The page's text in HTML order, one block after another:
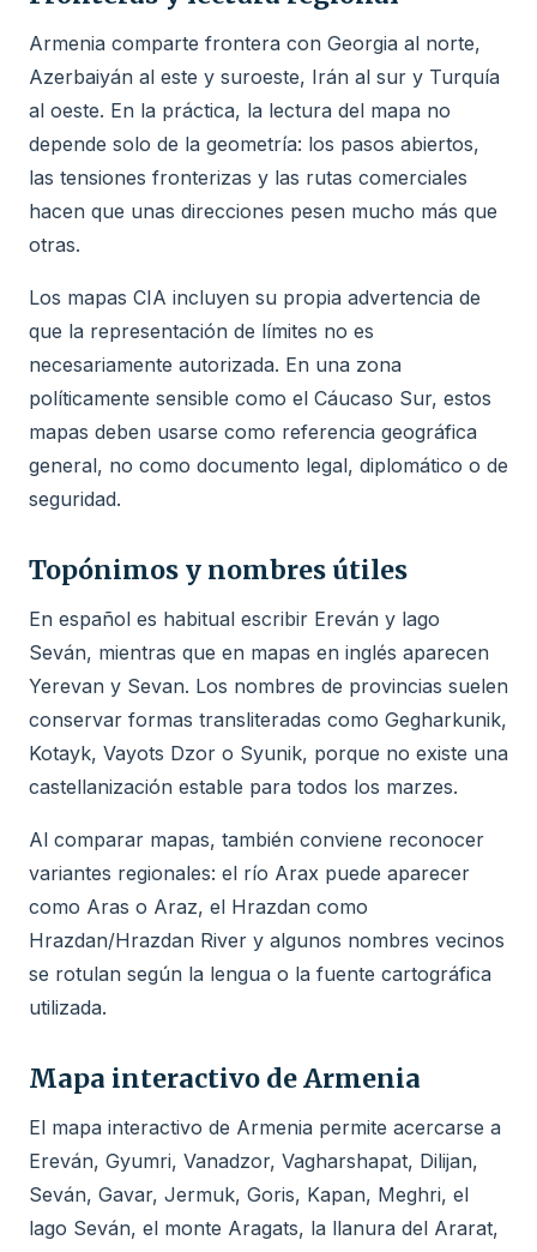
Armenia comparte frontera con Georgia al norte,
Azerbaiyán al este y suroeste, Irán al sur y Turquía
al oeste. En la práctica, la lectura del mapa no
depende solo de la geometría: los pasos abiertos,
las tensiones fronterizas y las rutas comerciales
hacen que unas direcciones pesen mucho más que
otras.
Los mapas CIA incluyen su propia advertencia de
que la representación de límites no es
necesariamente autorizada. En una zona
políticamente sensible como el Cáucaso Sur, estos
mapas deben usarse como referencia geográfica
general, no como documento legal, diplomático o de
seguridad.
Topónimos y nombres útiles
En español es habitual escribir Ereván y lago
Seván, mientras que en mapas en inglés aparecen
Yerevan y Sevan. Los nombres de provincias suelen
conservar formas transliteradas como Gegharkunik,
Kotayk, Vayots Dzor o Syunik, porque no existe una
castellanización estable para todos los marzes.
Al comparar mapas, también conviene reconocer
variantes regionales: el río Arax puede aparecer
como Aras o Araz, el Hrazdan como
Hrazdan/Hrazdan River y algunos nombres vecinos
se rotulan según la lengua o la fuente cartográfica
utilizada.
Mapa interactivo de Armenia
El mapa interactivo de Armenia permite acercarse a
Ereván, Gyumri, Vanadzor, Vagharshapat, Dilijan,
Seván, Gavar, Jermuk, Goris, Kapan, Meghri, el
lago Seván, el monte Aragats, la llanura del Ararat,